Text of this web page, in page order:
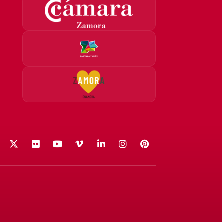
X (Twitter)
FlickrYouTube
VimeoLinkedIn
Instagram
Pinterest